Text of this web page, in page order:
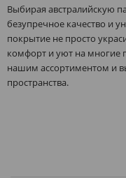
Выбирая австралийскую
безупречное качество и
покрытие не просто
комфорт и уют на многие
нашим ассортиментом и
пространства.